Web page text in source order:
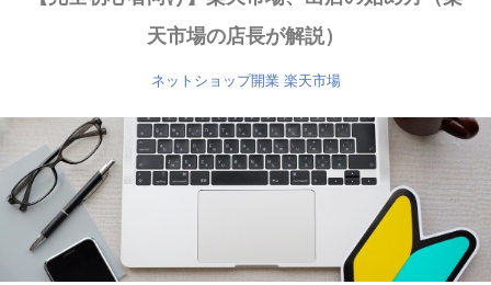
天市場の店長が解説）
ネットショップ開業 楽天市場